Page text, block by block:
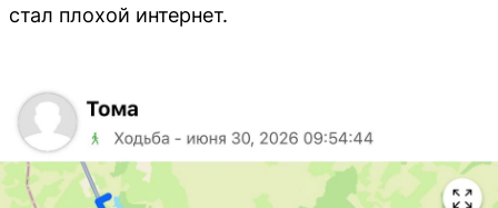
стал плохой интернет.